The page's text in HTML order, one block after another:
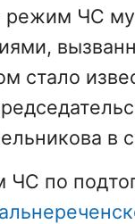
режим ЧС
стало
в
по